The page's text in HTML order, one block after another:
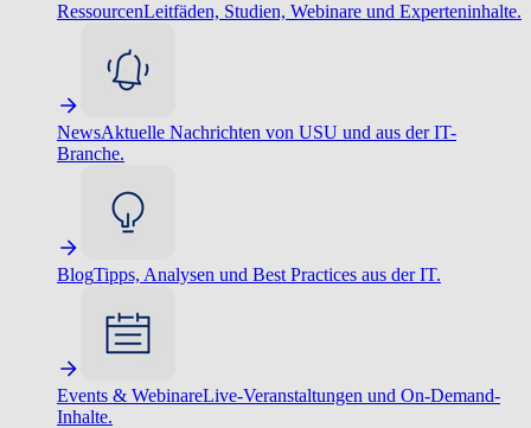
RessourcenLeitfäden, Studien, Webinare und Experteninhalte.
NewsAktuelle Nachrichten von USU und aus der IT-
Branche.
BlogTipps, Analysen und Best Practices aus der IT.
Events & WebinareLive-Veranstaltungen und On-Demand-
Inhalte.